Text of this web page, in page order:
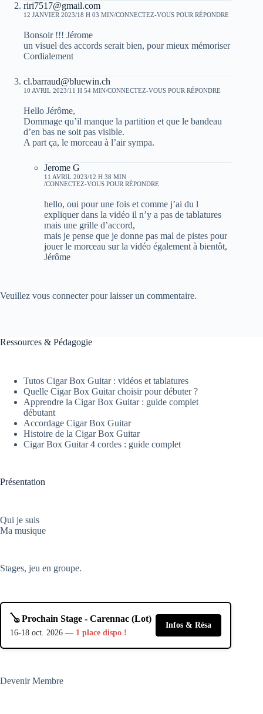
riri7517@gmail.com
12 JANVIER 2023/18 H 03 MIN CONNECTEZ-VOUS POUR RÉPONDRE
Bonsoir !!! Jérome
un visuel des accords serait bien, pour mieux mémoriser
Cordialement
cl.barraud@bluewin.ch
10 AVRIL 2023/11 H 54 MIN CONNECTEZ-VOUS POUR RÉPONDRE
Hello Jérôme,
Dommage qu’il manque la partition et que le bandeau
d’en bas ne soit pas visible.
A part ça, le morceau à l’air sympa.
Jerome G
11 AVRIL 2023/12 H 38 MIN
CONNECTEZ-VOUS POUR RÉPONDRE
hello, oui pour une fois et comme j’ai du l
expliquer dans la vidéo il n’y a pas de tablatures
mais une grille d’accord,
mais je pense que je donne pas mal de pistes pour
jouer le morceau sur la vidéo également à bientôt,
Jérôme
Veuillez vous connecter pour laisser un commentaire.
Ressources & Pédagogie
Tutos Cigar Box Guitar : vidéos et tablatures
Quelle Cigar Box Guitar choisir pour débuter ?
Apprendre la Cigar Box Guitar : guide complet
débutant
Accordage Cigar Box Guitar
Histoire de la Cigar Box Guitar
Cigar Box Guitar 4 cordes : guide complet
Présentation
Qui je suis
Ma musique
Stages, jeu en groupe.
🪕 Prochain Stage - Carennac (Lot)
16-18 oct. 2026 — 1 place dispo !
Infos & Résa
Devenir Membre